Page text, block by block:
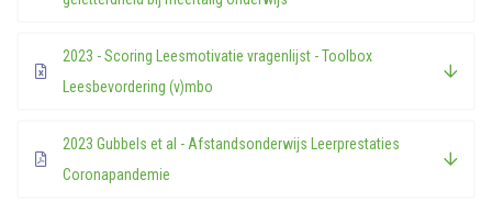
2023 - Scoring Leesmotivatie vragenlijst - Toolbox
Leesbevordering (v)mbo
2023 Gubbels et al - Afstandsonderwijs Leerprestaties
Coronapandemie